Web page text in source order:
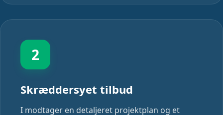
2
Skræddersyet tilbud
I modtager en detaljeret projektplan og et